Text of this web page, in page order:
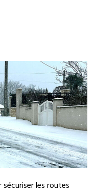
les routes